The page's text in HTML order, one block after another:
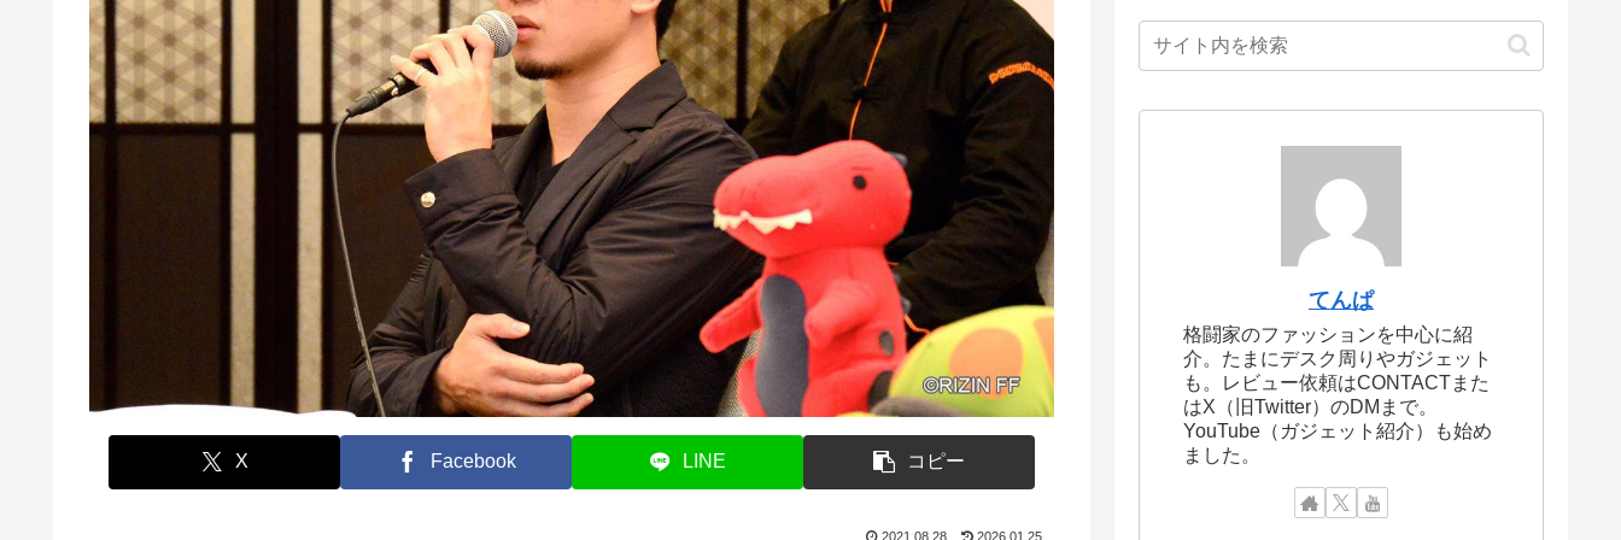
X Facebook LINE コピー
2021.08.28 2026.01.25
てんぱ
格闘家のファッションを中心に紹
介。たまにデスク周りやガジェット
も。レビュー依頼はCONTACTまた
はX（旧Twitter）のDMまで。
YouTube（ガジェット紹介）も始め
ました。